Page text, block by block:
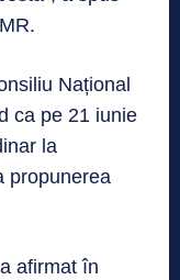
Național
ca pe 21 iunie
la
propunerea
afirmat în